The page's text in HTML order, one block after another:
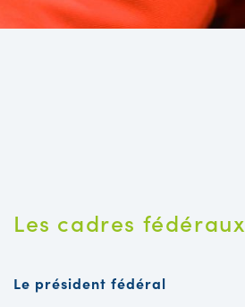
Les cadres fédéraux
Le président fédéral